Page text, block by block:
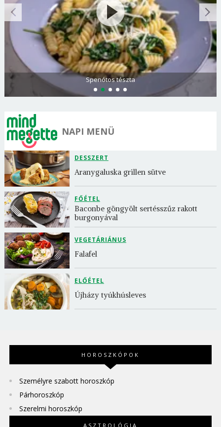
Spenótos tészta
NAPI MENÜ
DESSZERT
Aranygaluska grillen sütve
FŐÉTEL
Baconbe göngyölt sertésszűz rakott
burgonyával
VEGETÁRIÁNUS
Falafel
ELŐÉTEL
Újházy tyúkhúsleves
HOROSZKÓPOK
Személyre szabott horoszkóp
Párhoroszkóp
Szerelmi horoszkóp
ASZTROLÓGIA